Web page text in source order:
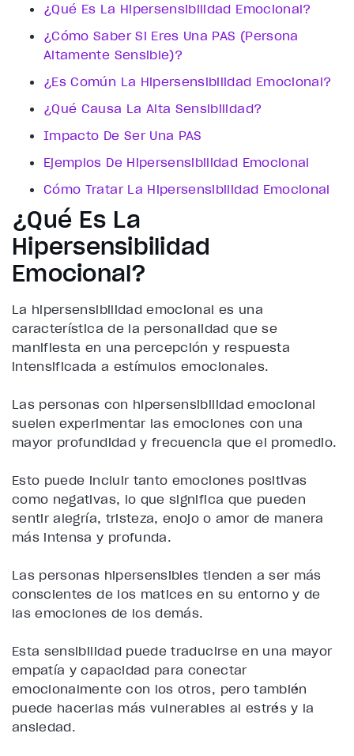
¿Qué Es La Hipersensibilidad Emocional?
¿Cómo Saber Si Eres Una PAS (Persona
Altamente Sensible)?
¿Es Común La Hipersensibilidad Emocional?
¿Qué Causa La Alta Sensibilidad?
Impacto De Ser Una PAS
Ejemplos De Hipersensibilidad Emocional
Cómo Tratar La Hipersensibilidad Emocional
¿Qué Es La
Hipersensibilidad
Emocional?
La hipersensibilidad emocional es una
característica de la personalidad que se
manifiesta en una percepción y respuesta
intensificada a estímulos emocionales.
Las personas con hipersensibilidad emocional
suelen experimentar las emociones con una
mayor profundidad y frecuencia que el promedio.
Esto puede incluir tanto emociones positivas
como negativas, lo que significa que pueden
sentir alegría, tristeza, enojo o amor de manera
más intensa y profunda.
Las personas hipersensibles tienden a ser más
conscientes de los matices en su entorno y de
las emociones de los demás.
Esta sensibilidad puede traducirse en una mayor
empatía y capacidad para conectar
emocionalmente con los otros, pero también
puede hacerlas más vulnerables al estrés y la
ansiedad.